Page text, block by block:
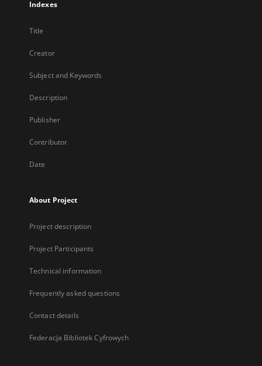
Indexes
Title
Creator
Subject and Keywords
Description
Publisher
Contributor
Date
About Project
Project description
Project Participants
Technical information
Frequently asked questions
Contact details
Federacja Bibliotek Cyfrowych